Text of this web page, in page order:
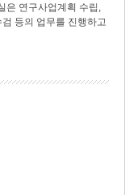
은 연구사업계획 수립,
등의 업무를 진행하고